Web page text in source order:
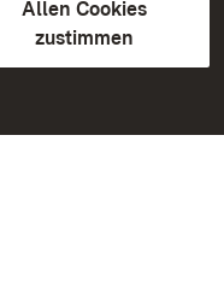
Allen Cookies
zustimmen